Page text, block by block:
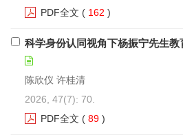
PDF全文 ( 162 )
科学身份认同视角下杨振宁先生
陈欣仪 许桂清
2026, 47(7): 70.
PDF全文 ( 89 )